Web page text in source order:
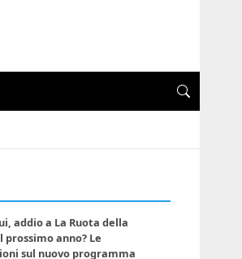
addio a La Ruota della
prossimo anno? Le
sul nuovo programma